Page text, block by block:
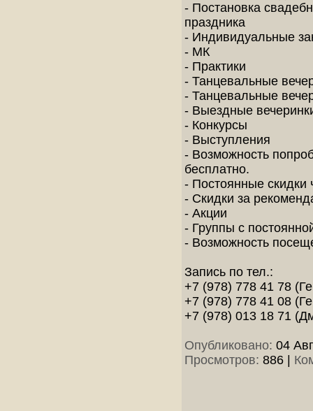
- Постановка
праздника
- Индивидуальные
- МК
- Практики
- Танцевальные
- Танцевальные
- Выездные
- Конкурсы
- Выступления
- Возможность
бесплатно.
- Постоянные
- Скидки за
- Акции
- Группы с
- Возможность
Запись по тел.:
+7 (978) 778 41 78
+7 (978) 778 41 08
+7 (978) 013 18 71
Опубликовано: 04
Просмотров: 886